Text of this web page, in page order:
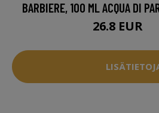
BARBIERE, 100 ML ACQUA DI
26.8 EUR